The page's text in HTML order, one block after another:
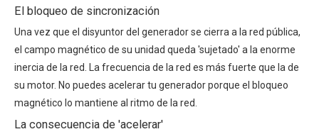
El bloqueo de sincronización
Una vez que el disyuntor del generador se cierra a la red pública,
el campo magnético de su unidad queda 'sujetado' a la enorme
inercia de la red. La frecuencia de la red es más fuerte que la de
su motor. No puedes acelerar tu generador porque el bloqueo
magnético lo mantiene al ritmo de la red.
La consecuencia de 'acelerar'